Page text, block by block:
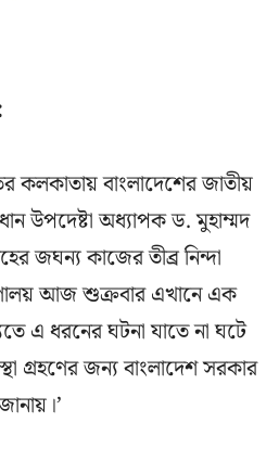
কলকাতায় বাংলাদেশের জাতীয়
উপদেষ্টা অধ্যাপক ড. মুহাম্মদ
জঘন্য কাজের তীব্র নিন্দা
আজ শুক্রবার এখানে এক
এ ধরনের ঘটনা যাতে না ঘটে
গ্রহণের জন্য বাংলাদেশ সরকার